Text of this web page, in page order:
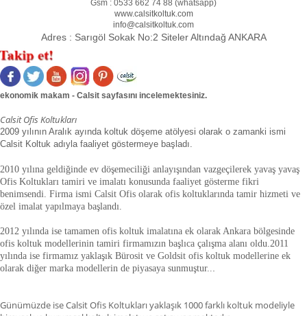
Gsm : 0533 662 74 88 (whatsapp)
www.calsitkoltuk.com
info@calsitkoltuk.com
Adres : Sarıgöl Sokak No:2 Siteler Altındağ ANKARA
ekonomik makam - Calsit sayfasını incelemektesiniz.
Calsit Ofis Koltukları
2009 yılının Aralık ayında koltuk döşeme atölyesi olarak o zamanki ismi
Calsit Koltuk adıyla faaliyet göstermeye başladı.
2010 yılına geldiğinde ev döşemeciliği anlayışından vazgeçilerek yavaş yavaş
Ofis Koltukları tamiri ve imalatı konusunda faaliyet gösterme fikri
benimsendi. Firma ismi Calsit Ofis olarak ofis koltuklarında tamir hizmeti ve
özel imalat yapılmaya başlandı.
2012 yılında ise tamamen ofis koltuk imalatına ek olarak Ankara bölgesinde
ofis koltuk modellerinin tamiri firmamızın başlıca çalışma alanı oldu. 2011
yılında ise firmamız yaklaşık Bürosit ve Goldsit ofis koltuk modellerine ek
olarak diğer marka modellerin de piyasaya sunmuştur.
Günümüzde ise Calsit Ofis Koltukları yaklaşık 1000 farklı koltuk modeliyle